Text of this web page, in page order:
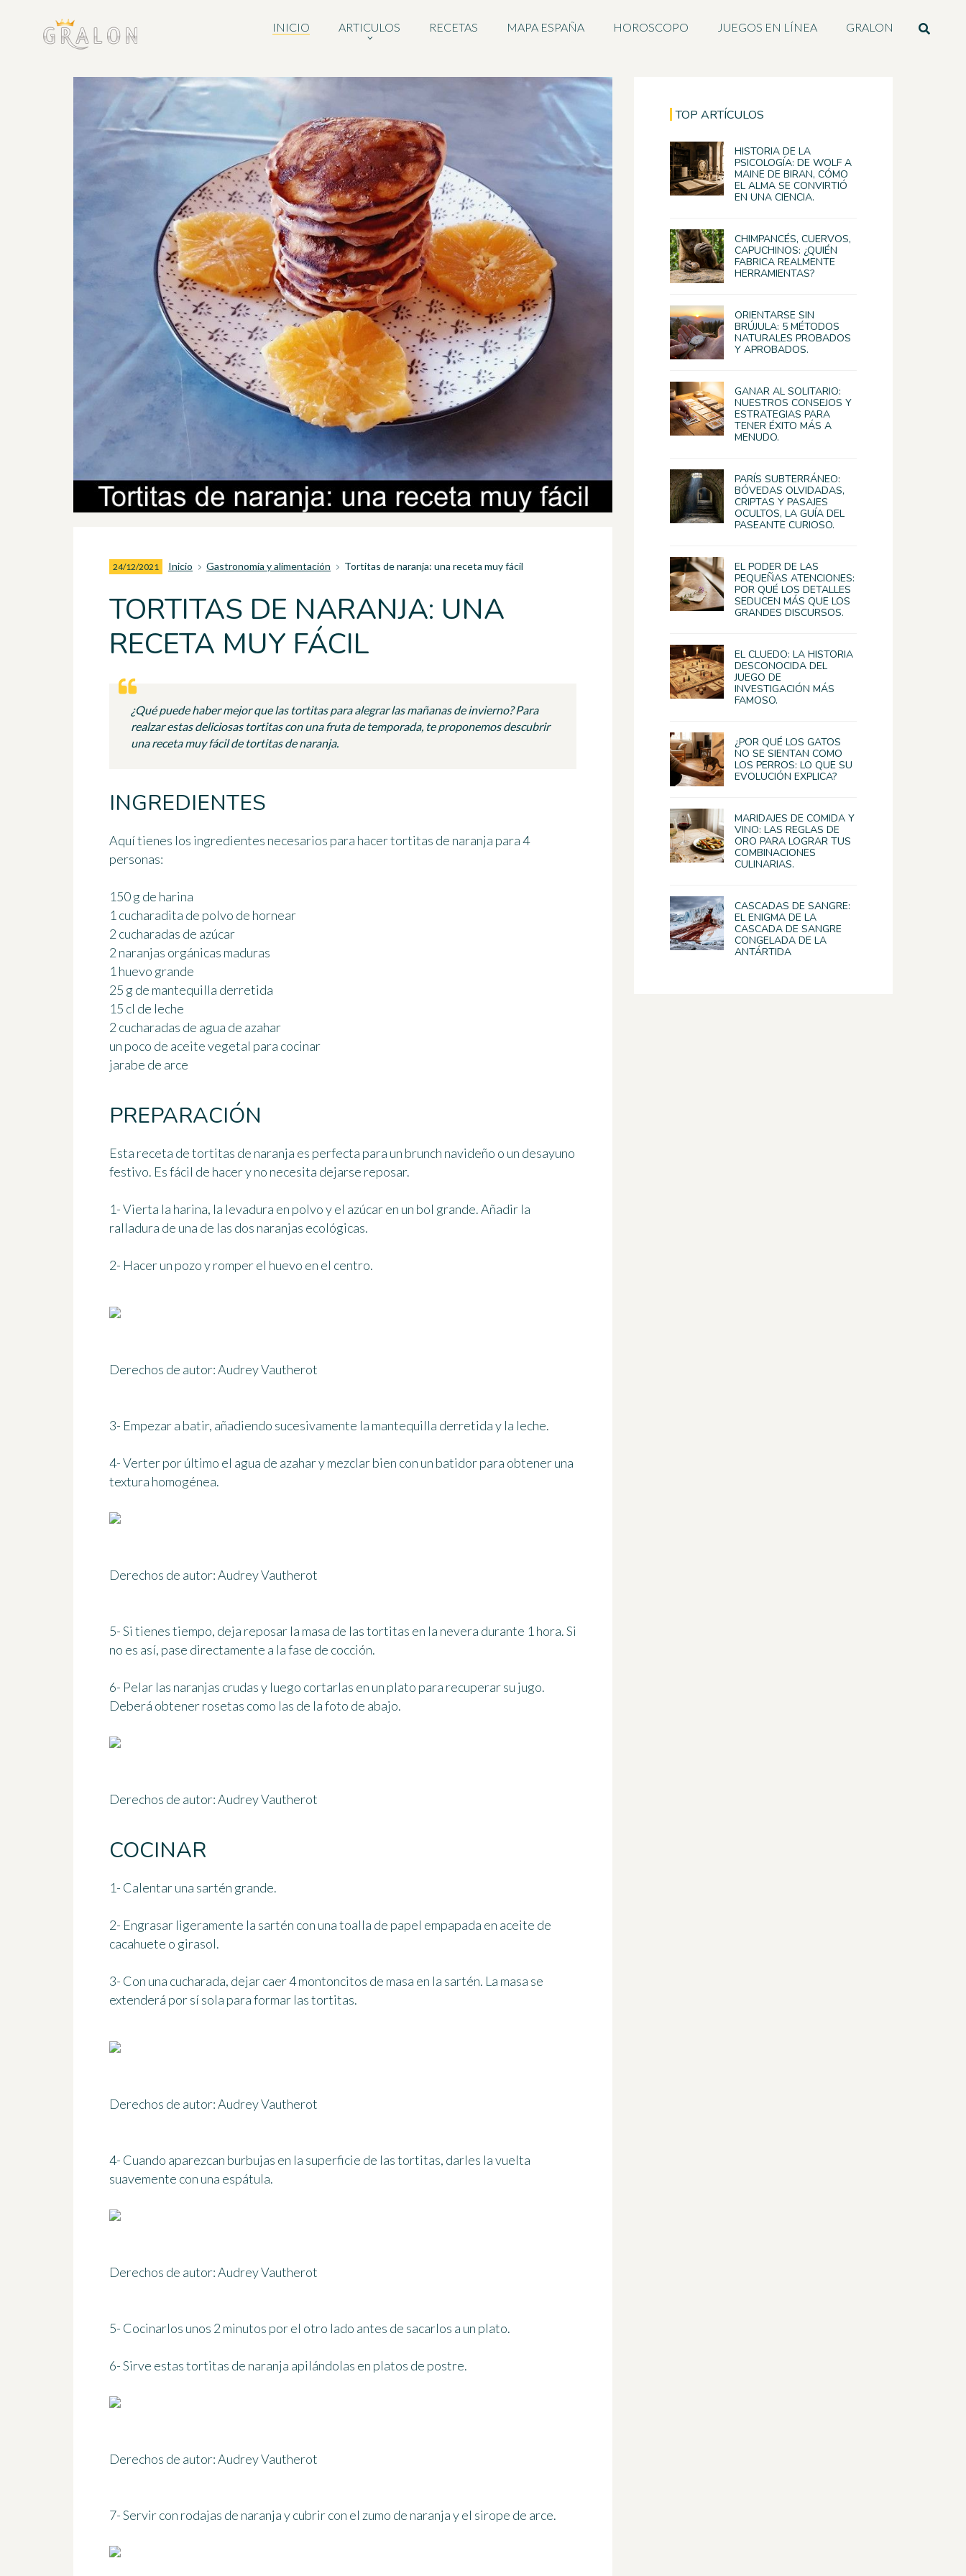
INICIO ARTICULOS RECETAS MAPA ESPAÑA HOROSCOPO JUEGOS EN LÍNEA GRALON
24/12/2021 Inicio Gastronomía y alimentación Tortitas de naranja: una receta muy fácil
TORTITAS DE NARANJA: UNA
RECETA MUY FÁCIL
¿Qué puede haber mejor que las tortitas para alegrar las mañanas de invierno? Para
realzar estas deliciosas tortitas con una fruta de temporada, te proponemos descubrir
una receta muy fácil de tortitas de naranja.
INGREDIENTES
Aquí tienes los ingredientes necesarios para hacer tortitas de naranja para 4
personas:
150 g de harina
1 cucharadita de polvo de hornear
2 cucharadas de azúcar
2 naranjas orgánicas maduras
1 huevo grande
25 g de mantequilla derretida
15 cl de leche
2 cucharadas de agua de azahar
un poco de aceite vegetal para cocinar
jarabe de arce
PREPARACIÓN
Esta receta de tortitas de naranja es perfecta para un brunch navideño o un desayuno
festivo. Es fácil de hacer y no necesita dejarse reposar.
1- Vierta la harina, la levadura en polvo y el azúcar en un bol grande. Añadir la
ralladura de una de las dos naranjas ecológicas.
2- Hacer un pozo y romper el huevo en el centro.
Derechos de autor: Audrey Vautherot
3- Empezar a batir, añadiendo sucesivamente la mantequilla derretida y la leche.
4- Verter por último el agua de azahar y mezclar bien con un batidor para obtener una
textura homogénea.
Derechos de autor: Audrey Vautherot
5- Si tienes tiempo, deja reposar la masa de las tortitas en la nevera durante 1 hora. Si
no es así, pase directamente a la fase de cocción.
6- Pelar las naranjas crudas y luego cortarlas en un plato para recuperar su jugo.
Deberá obtener rosetas como las de la foto de abajo.
Derechos de autor: Audrey Vautherot
COCINAR
1- Calentar una sartén grande.
2- Engrasar ligeramente la sartén con una toalla de papel empapada en aceite de
cacahuete o girasol.
3- Con una cucharada, dejar caer 4 montoncitos de masa en la sartén. La masa se
extenderá por sí sola para formar las tortitas.
Derechos de autor: Audrey Vautherot
4- Cuando aparezcan burbujas en la superficie de las tortitas, darles la vuelta
suavemente con una espátula.
Derechos de autor: Audrey Vautherot
5- Cocinarlos unos 2 minutos por el otro lado antes de sacarlos a un plato.
6- Sirve estas tortitas de naranja apilándolas en platos de postre.
Derechos de autor: Audrey Vautherot
7- Servir con rodajas de naranja y cubrir con el zumo de naranja y el sirope de arce.
TOP ARTÍCULOS
HISTORIA DE LA
PSICOLOGÍA: DE WOLF A
MAINE DE BIRAN, CÓMO
EL ALMA SE CONVIRTIÓ
EN UNA CIENCIA.
CHIMPANCÉS, CUERVOS,
CAPUCHINOS: ¿QUIÉN
FABRICA REALMENTE
HERRAMIENTAS?
ORIENTARSE SIN
BRÚJULA: 5 MÉTODOS
NATURALES PROBADOS
Y APROBADOS.
GANAR AL SOLITARIO:
NUESTROS CONSEJOS Y
ESTRATEGIAS PARA
TENER ÉXITO MÁS A
MENUDO.
PARÍS SUBTERRÁNEO:
BÓVEDAS OLVIDADAS,
CRIPTAS Y PASAJES
OCULTOS, LA GUÍA DEL
PASEANTE CURIOSO.
EL PODER DE LAS
PEQUEÑAS ATENCIONES:
POR QUÉ LOS DETALLES
SEDUCEN MÁS QUE LOS
GRANDES DISCURSOS.
EL CLUEDO: LA HISTORIA
DESCONOCIDA DEL
JUEGO DE
INVESTIGACIÓN MÁS
FAMOSO.
¿POR QUÉ LOS GATOS
NO SE SIENTAN COMO
LOS PERROS: LO QUE SU
EVOLUCIÓN EXPLICA?
MARIDAJES DE COMIDA Y
VINO: LAS REGLAS DE
ORO PARA LOGRAR TUS
COMBINACIONES
CULINARIAS.
CASCADAS DE SANGRE:
EL ENIGMA DE LA
CASCADA DE SANGRE
CONGELADA DE LA
ANTÁRTIDA